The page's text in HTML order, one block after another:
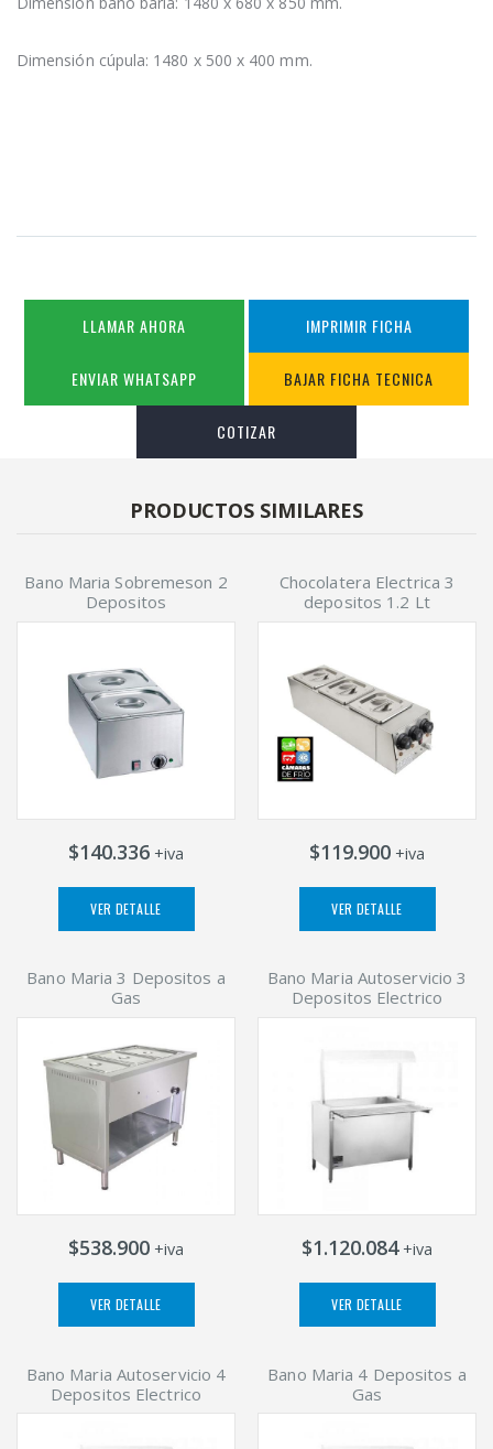
Dimensión cúpula: 1480 x 500 x 400 mm.
LLAMAR AHORA IMPRIMIR FICHA
ENVIAR WHATSAPP BAJAR FICHA TECNICA
COTIZAR
PRODUCTOS SIMILARES
Bano Maria Sobremeson 2
Depositos
$140.336 +iva
VER DETALLE
Chocolatera Electrica 3
depositos 1.2 Lt
$119.900 +iva
VER DETALLE
Bano Maria 3 Depositos a
Gas
$538.900 +iva
VER DETALLE
Bano Maria Autoservicio 3
Depositos Electrico
$1.120.084+iva
VER DETALLE
Bano Maria Autoservicio 4
Depositos Electrico
Bano Maria 4 Depositos a
Gas